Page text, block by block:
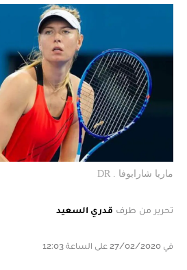
ماريا شارابوفا . DR
تحرير من طرف قدري السعيد
في 27/02/2020 على الساعة 12:03